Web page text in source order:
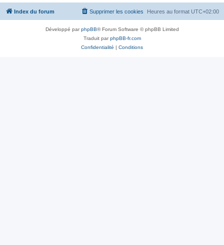
Index du forum Heures au format UTC+02:00
Supprimer les cookies
Développé parphpBB® Forum Software © phpBB Limited
Traduit parphpBB-fr.com
Confidentialité | Conditions